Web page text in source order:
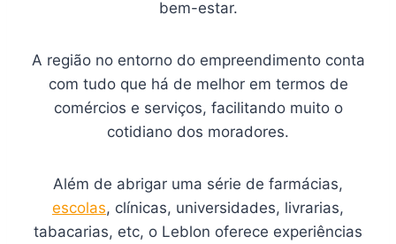
bem-estar.
A região no entorno do empreendimento conta
com tudo que há de melhor em termos de
comércios e serviços, facilitando muito o
cotidiano dos moradores.
Além de abrigar uma série de farmácias,
escolas, clínicas, universidades, livrarias,
tabacarias, etc, o Leblon oferece experiências